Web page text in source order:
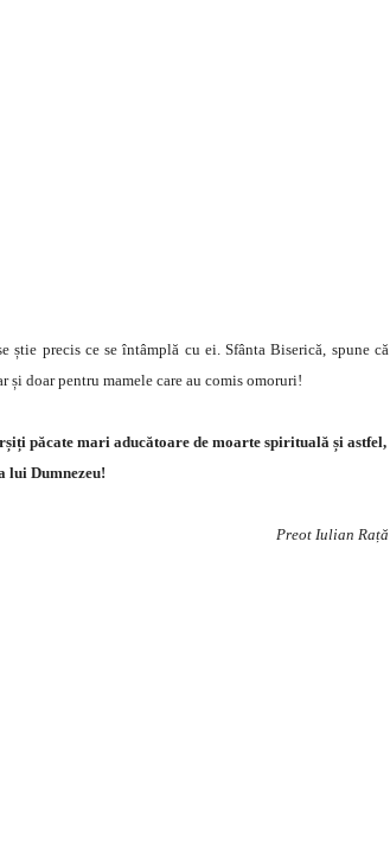
precis ce se întâmplă cu ei. Sfânta Biserică, spune că
doar pentru mamele care au comis omoruri!
păcate mari aducătoare de moarte spirituală și astfel,
lui Dumnezeu!
Preot Iulian Rață